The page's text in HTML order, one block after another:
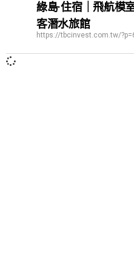
綠島·住宿｜飛航模
客潛水旅館
https://tbcinvest.com.tw/